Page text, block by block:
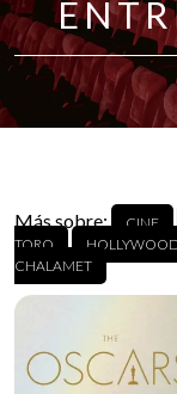
Más sobre: CINE
TORO
CHALAMET